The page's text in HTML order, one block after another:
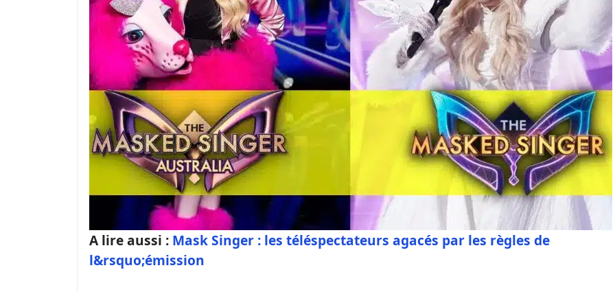
A lire aussi : Mask Singer : les téléspectateurs agacés par les règles de
l&rsquo;émission